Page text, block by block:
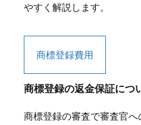
やすく解説します。
商標登録費用
商標登録の返金保証につ
商標登録の審査で審査官